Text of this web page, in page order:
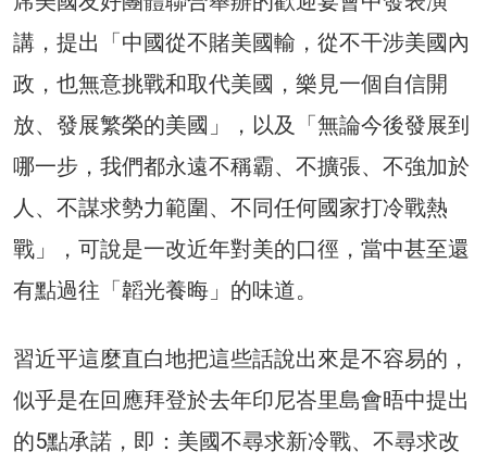
講，提出「中國從不賭美國輸，從不干涉美國內
政，也無意挑戰和取代美國，樂見一個自信開
放、發展繁榮的美國」，以及「無論今後發展到
哪一步，我們都永遠不稱霸、不擴張、不強加於
人、不謀求勢力範圍、不同任何國家打冷戰熱
戰」，可說是一改近年對美的口徑，當中甚至還
有點過往「韜光養晦」的味道。
習近平這麼直白地把這些話說出來是不容易的，
似乎是在回應拜登於去年印尼峇里島會晤中提出
的5點承諾，即：美國不尋求新冷戰、不尋求改